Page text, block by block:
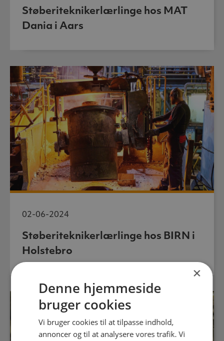
Støberiteknikerlærlinge hos MAT
Dania i Aars
02-06-2024
Støberiteknikerlærlinge hos BIRN i
Holstebro
×
Denne hjemmeside
bruger cookies
Vi bruger cookies til at tilpasse indhold,
annoncer og til at analysere vores trafik. Vi